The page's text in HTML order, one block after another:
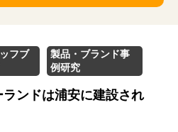
フブ
製品・ブランド事
例研究
ンドは浦安に建設され